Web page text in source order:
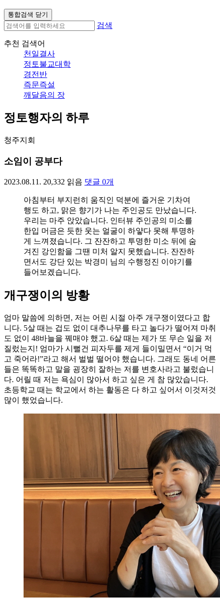
통합검색 닫기
검색
추천 검색어
천일결사
정토불교대학
경전반
즉문즉설
깨달음의 장
정토행자의 하루
청주지회
소임이 공부다
2023.08.11. 20,332 읽음 댓글 0개
아침부터 부지런히 움직인 덕분에 즐거운 기차여
행도 하고, 맑은 향기가 나는 주인공도 만났습니다.
우리는 마주 앉았습니다. 인터뷰 주인공의 미소를
한입 머금은 듯한 웃는 얼굴이 하얗다 못해 투명하
게 느껴졌습니다. 그 잔잔하고 투명한 미소 뒤에 숨
겨진 강인함을 그땐 미처 알지 못했습니다. 잔잔하
면서도 강단 있는 박경미 님의 수행정진 이야기를
들어보겠습니다.
개구쟁이의 방황
엄마 말씀에 의하면, 저는 어린 시절 아주 개구쟁이였다고 합
니다. 5살 때는 겁도 없이 대추나무를 타고 놀다가 떨어져 마취
도 없이 48바늘을 꿰매야 했고. 6살 때는 제가 또 무슨 일을 저
질렀는지! 엄마가 시뻘건 피자두를 제게 들이밀면서 “이거 먹
고 죽어라!”라고 해서 벌벌 떨어야 했습니다. 그래도 동네 어른
들은 똑똑하고 말을 굉장히 잘하는 저를 변호사라고 불렀습니
다. 어릴 때 저는 욕심이 많아서 하고 싶은 게 참 많았습니다.
초등학교 때는 학교에서 하는 활동은 다 하고 싶어서 이것저것
많이 했었습니다.